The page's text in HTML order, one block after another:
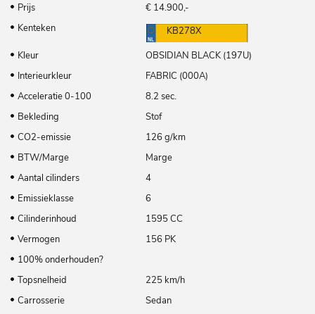
Prijs
€ 14.900,-
Kenteken
KB278X
Kleur
OBSIDIAN BLACK (197U)
Interieurkleur
FABRIC (000A)
Acceleratie 0-100
8.2 sec.
Bekleding
Stof
CO2-emissie
126 g/km
BTW/Marge
Marge
Aantal cilinders
4
Emissieklasse
6
Cilinderinhoud
1595 CC
Vermogen
156 PK
100% onderhouden?
Topsnelheid
225 km/h
Carrosserie
Sedan